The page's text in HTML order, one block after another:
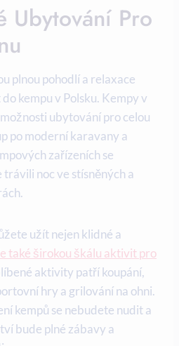
Ubytování Pro
plnou pohodlí a relaxace
kempu v Polsku. Kempy v
ubytování pro celou
po moderní karavany a
⁢zařízeních se
noc ve stísněných ‌a
užít nejen klidné⁤ a
také širokou škálu⁤ aktivit pro
⁢aktivity‌ patří⁢ koupání,‌
hry‌ a grilování na ohni.
kempů se nebudete nudit a
bude plné zábavy a